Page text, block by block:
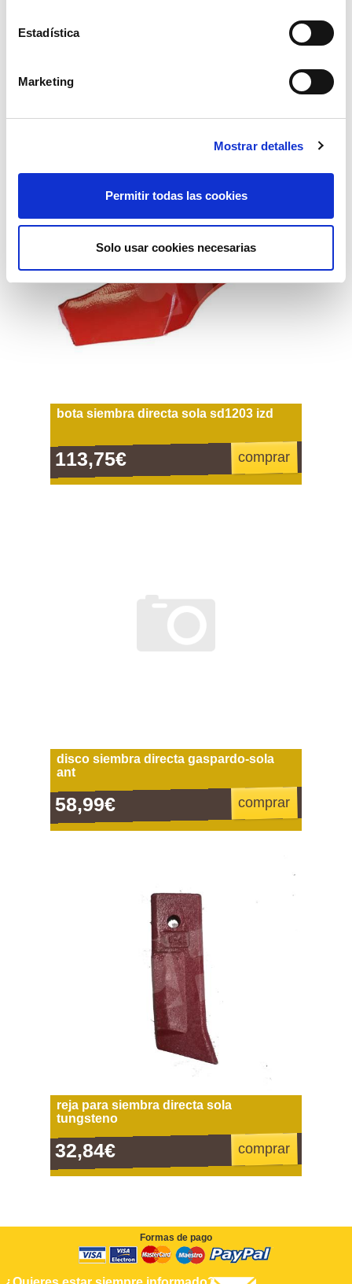
Estadística
Marketing
Mostrar detalles
Permitir todas las cookies
Solo usar cookies necesarias
3,99€
bota siembra directa sola sd1203 izd
113,75€ comprar
disco siembra directa gaspardo-sola
ant
58,99€ comprar
reja para siembra directa sola
tungsteno
32,84€ comprar
Formas de pago